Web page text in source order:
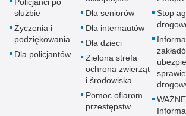
służbie
Życzenia i
podziękowania
Dla policjantów
Dla seniorów
Dla internautów
Dla dzieci
Zielona strefa
ochrona zwierząt
i środowiska
Pomoc ofiarom
przestępstw
Stop
WAŻNE.